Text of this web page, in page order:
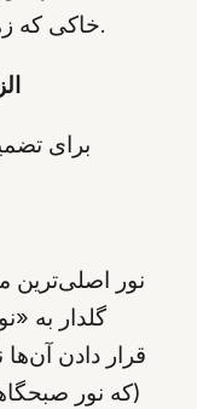
خاکی که زهکشی بالایی دارد، نیاز دارد.
برای
نور
گلدار به
قرار دادن
(که نور